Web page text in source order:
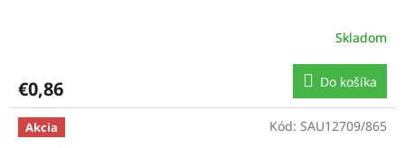
Skladom
€0,86 Do košíka
Akcia Kód: SAU12709/865